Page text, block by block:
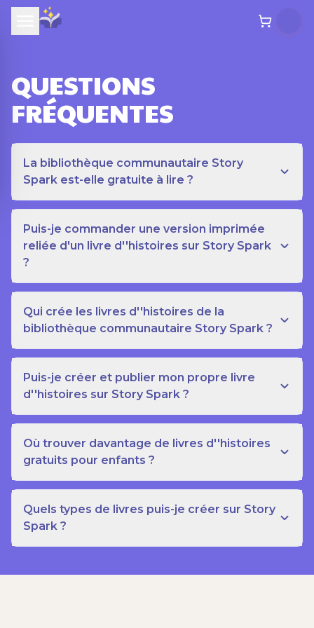
QUESTIONS
FRÉQUENTES
La bibliothèque communautaire Story
Spark est-elle gratuite à lire ?
Puis-je commander une version imprimée
reliée d'un livre d''histoires sur Story Spark
?
Qui crée les livres d''histoires de la
bibliothèque communautaire Story Spark ?
Puis-je créer et publier mon propre livre
d''histoires sur Story Spark ?
Où trouver davantage de livres d''histoires
gratuits pour enfants ?
Quels types de livres puis-je créer sur Story
Spark ?